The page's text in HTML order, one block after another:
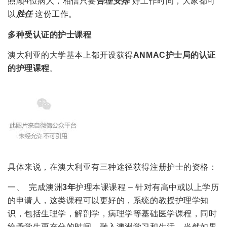
以 胜任这份工作。
多种受认证的护士课程
澳大利亚的大学基本上都开设获得ANMAC护士局的认证
的护理课程。
具体来说，在澳大利亚有三种途径获得注册护士的资格：
一、 完成澳洲3年护理本课课程 – 针对有高中或以上学历
的申请人，这类课程可以更好的，系统的教授护理学知
识，包括生理学，解剖学，病理学等基础医学课程，同时